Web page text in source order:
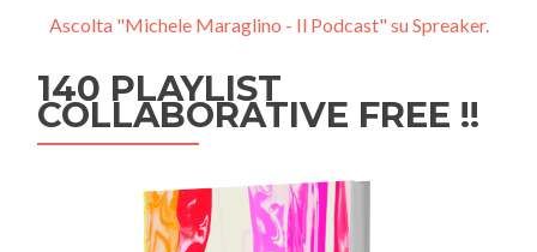
Ascolta "Michele Maraglino - Il Podcast" su Spreaker.
140 PLAYLIST
COLLABORATIVE FREE !!